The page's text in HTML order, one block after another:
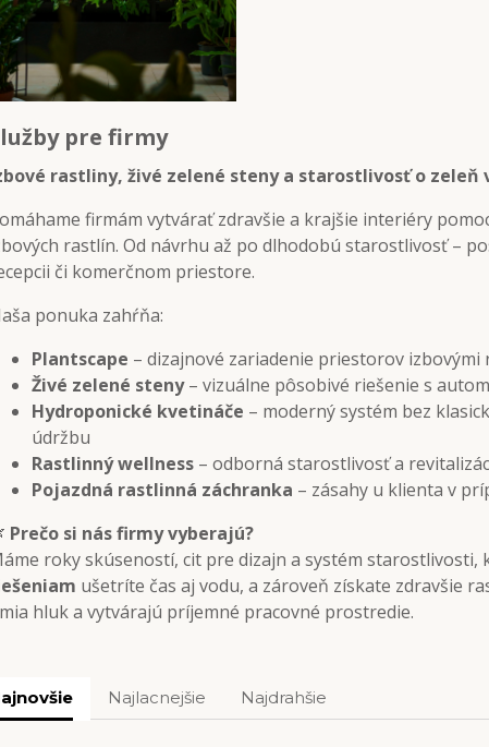
pre firmy
rastliny, živé zelené steny a starostlivosť o zeleň
firmám vytvárať zdravšie a krajšie interiéry
rastlín. Od návrhu až po dlhodobú starostlivosť –
či komerčnom priestore.
ponuka zahŕňa:
Plantscape – dizajnové zariadenie priestorov izbovými
Živé zelené steny– vizuálne pôsobivé riešenie s
Hydroponické kvetináče – moderný systém bez
údržbu
Rastlinný wellness– odborná starostlivosť a
Pojazdná rastlinná záchranka – zásahy u klienta v
Prečo si nás firmy vyberajú?
roky skúseností, cit pre dizajn a systém starostlivosti,
ušetríte čas aj vodu, a zároveň získate zdravšie
hluk a vytvárajú príjemné pracovné prostredie.
Najlacnejšie Najdrahšie